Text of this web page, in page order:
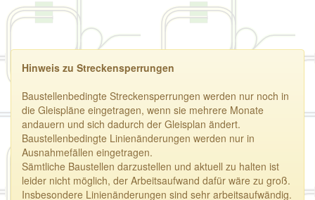
Hinweis zu Streckensperrungen
Baustellenbedingte Streckensperrungen werden nur noch in
die Gleispläne eingetragen, wenn sie mehrere Monate
andauern und sich dadurch der Gleisplan ändert.
Baustellenbedingte Linienänderungen werden nur in
Ausnahmefällen eingetragen.
Sämtliche Baustellen darzustellen und aktuell zu halten ist
leider nicht möglich, der Arbeitsaufwand dafür wäre zu groß.
Insbesondere Linienänderungen sind sehr arbeitsaufwändig.